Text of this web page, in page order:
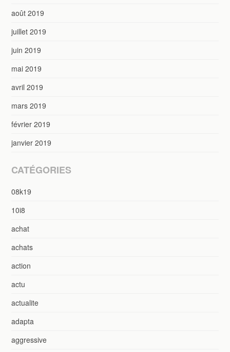
août 2019
juillet 2019
juin 2019
mai 2019
avril 2019
mars 2019
février 2019
janvier 2019
CATÉGORIES
08k19
10i8
achat
achats
action
actu
actualite
adapta
aggressive